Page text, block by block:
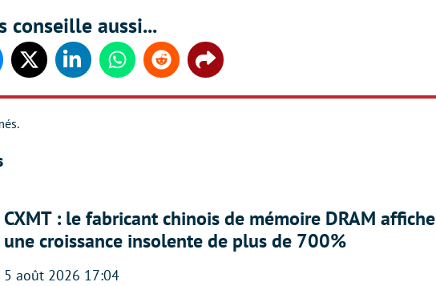
conseille aussi...
Twitter LinkedinWhatsappReddit Share
CXMT : le fabricant chinois de mémoire DRAM affiche
une croissance insolente de plus de 700%
5 août 2026 17:04